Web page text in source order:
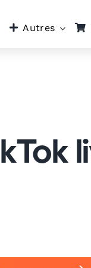
Autres